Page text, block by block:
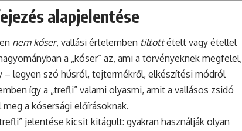
alapjelentése
nem kóser, vallási értelemben tiltottételt vagy étellel
a „kóser” az, ami a törvényeknek megfelel,
– legyen szó húsról, tejtermékről, elkészítési módról
így a „trefli” valami olyasmi, amit a vallásos zsidó
a kósersági előírásoknak.
jelentése kicsit kitágult: gyakran használják olyan